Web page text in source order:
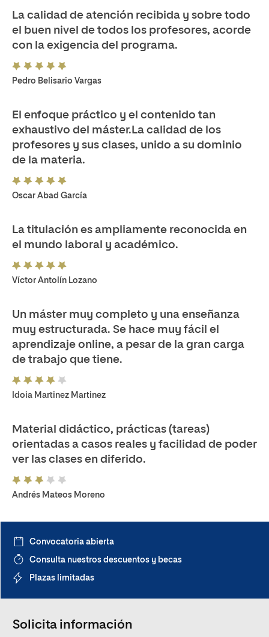
La calidad de atención recibida y sobre todo
el buen nivel de todos los profesores, acorde
con la exigencia del programa.
Pedro Belisario Vargas
El enfoque práctico y el contenido tan
exhaustivo del máster.La calidad de los
profesores y sus clases, unido a su dominio
de la materia.
Oscar Abad García
La titulación es ampliamente reconocida en
el mundo laboral y académico.
Víctor Antolín Lozano
Un máster muy completo y una enseñanza
muy estructurada. Se hace muy fácil el
aprendizaje online, a pesar de la gran carga
de trabajo que tiene.
Idoia Martinez Martinez
Material didáctico, prácticas (tareas)
orientadas a casos reales y facilidad de poder
ver las clases en diferido.
Andrés Mateos Moreno
Convocatoria abierta
Consulta nuestros descuentos y becas
Plazas limitadas
Solicita información